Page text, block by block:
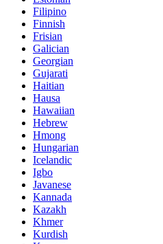
Filipino
Finnish
Frisian
Galician
Georgian
Gujarati
Haitian
Hausa
Hawaiian
Hebrew
Hmong
Hungarian
Icelandic
Igbo
Javanese
Kannada
Kazakh
Khmer
Kurdish